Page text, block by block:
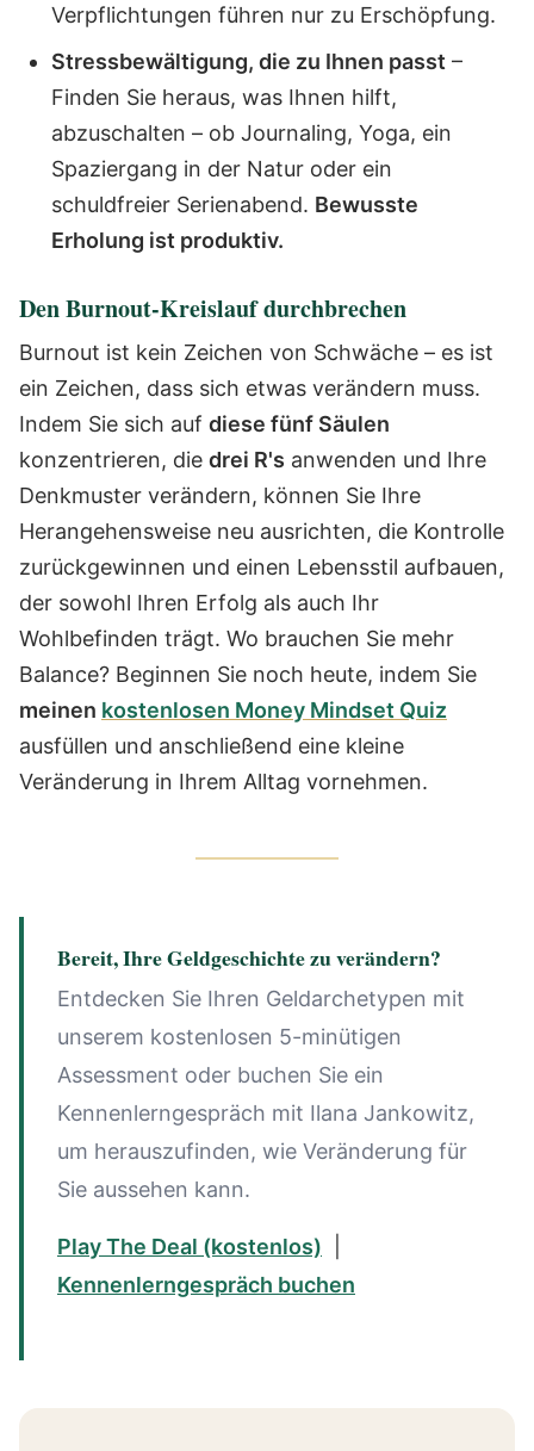
Verpflichtungen führen nur zu Erschöpfung.
Stressbewältigung, die zu Ihnen passt –
Finden Sie heraus, was Ihnen hilft,
abzuschalten – ob Journaling, Yoga, ein
Spaziergang in der Natur oder ein
schuldfreier Serienabend. Bewusste
Erholung ist produktiv.
Den Burnout-Kreislauf durchbrechen
Burnout ist kein Zeichen von Schwäche – es ist
ein Zeichen, dass sich etwas verändern muss.
Indem Sie sich auf diese fünf Säulen
konzentrieren, die drei R's anwenden und Ihre
Denkmuster verändern, können Sie Ihre
Herangehensweise neu ausrichten, die Kontrolle
zurückgewinnen und einen Lebensstil aufbauen,
der sowohl Ihren Erfolg als auch Ihr
Wohlbefinden trägt. Wo brauchen Sie mehr
Balance? Beginnen Sie noch heute, indem Sie
meinen kostenlosen Money Mindset Quiz
ausfüllen und anschließend eine kleine
Veränderung in Ihrem Alltag vornehmen.
Bereit, Ihre Geldgeschichte zu verändern?
Entdecken Sie Ihren Geldarchetypen mit
unserem kostenlosen 5-minütigen
Assessment oder buchen Sie ein
Kennenlerngespräch mit Ilana Jankowitz,
um herauszufinden, wie Veränderung für
Sie aussehen kann.
Play The Deal (kostenlos)
Kennenlerngespräch buchen